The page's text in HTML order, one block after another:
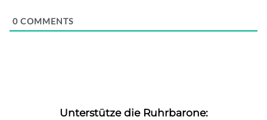
0 COMMENTS
Unterstütze die Ruhrbarone: